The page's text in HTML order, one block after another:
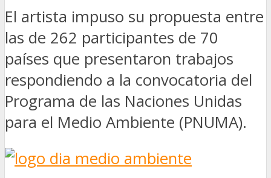
El artista impuso su propuesta entre
las de 262 participantes de 70
países que presentaron trabajos
respondiendo a la convocatoria del
Programa de las Naciones Unidas
para el Medio Ambiente (PNUMA).